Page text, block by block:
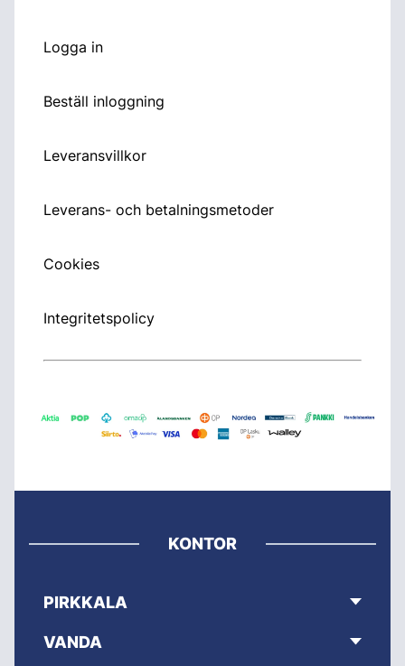
Logga in
Beställ inloggning
Leveransvillkor
Leverans- och betalningsmetoder
Cookies
Integritetspolicy
KONTOR
PIRKKALA
VANDA